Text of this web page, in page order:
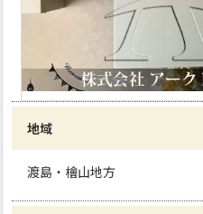
地域
渡島・檜山地方